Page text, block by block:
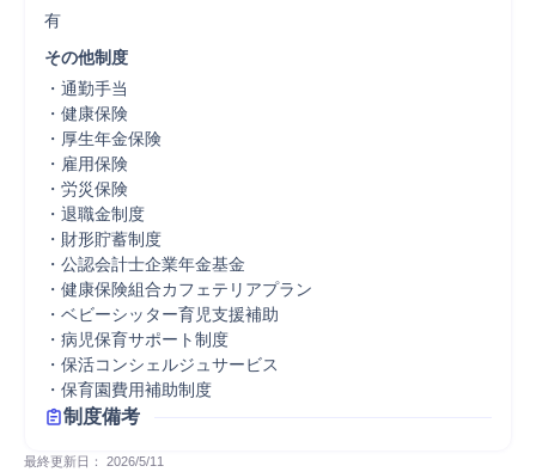
有
その他制度
・通勤手当
・健康保険
・厚生年金保険
・雇用保険
・労災保険
・退職金制度
・財形貯蓄制度
・公認会計士企業年金基金
・健康保険組合カフェテリアプラン
・ベビーシッター育児支援補助
・病児保育サポート制度
・保活コンシェルジュサービス
・保育園費用補助制度
制度備考
最終更新日： 2026/5/11